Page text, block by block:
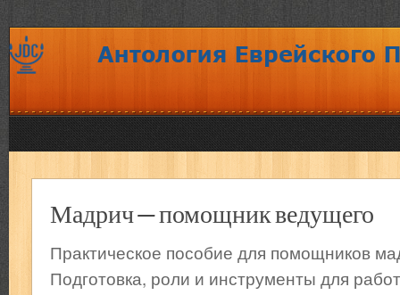
Мадрич — помощник ведущего
Практическое пособие для помощников
Подготовка, роли и инструменты для